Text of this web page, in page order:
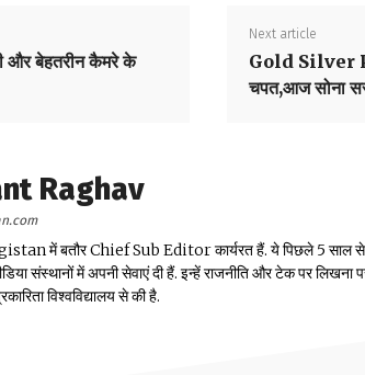
और बेहतरीन कैमरे के
Next article
Gold Silver
चपत,आज सोना
Raghav
में बतौर Chief Sub Editor कार्यरत हैं. ये पिछले 5 साल से
संस्थानों में अपनी सेवाएं दी हैं. इन्हें राजनीति और टेक पर लिखना
विश्वविद्यालय से की है.